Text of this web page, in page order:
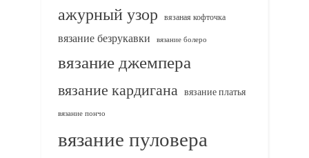
ажурный узор вязаная кофточка
вязание безрукавки вязание болеро
вязание джемпера
вязание кардигана вязание платья
вязание пончо
вязание пуловера